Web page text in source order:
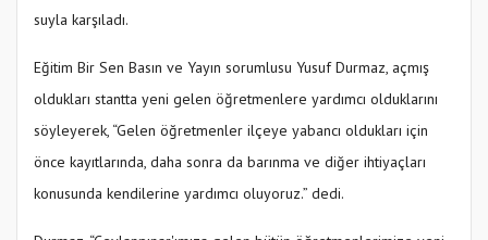
suyla karşıladı.
Eğitim Bir Sen Basın ve Yayın sorumlusu Yusuf Durmaz, açmış
oldukları stantta yeni gelen öğretmenlere yardımcı olduklarını
söyleyerek, “Gelen öğretmenler ilçeye yabancı oldukları için
önce kayıtlarında, daha sonra da barınma ve diğer ihtiyaçları
konusunda kendilerine yardımcı oluyoruz.” dedi.